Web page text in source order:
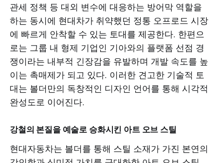
관세 정책 등 대외 변수에 대응하는 방어막 역할을
하는 동시에 현대차가 취약했던 정통 오프로드 시장
에 빠르게 안착할 수 있는 토대를 제공한다. 한편으
로는 그룹 내 형제 기업인 기아와의 플랫폼 선점 경
쟁이라는 내부적 긴장감을 유발하며 개발 속도를 높
이는 촉매제가 되고 있다. 이러한 견고한 기술적 토
대는 볼더만의 독창적인 디자인 언어를 통해 시각적
완성도로 이어진다.
강철의 본질을 예술로 승화시킨 아트 오브 스틸
현대자동차는 볼더를 통해 스틸 소재가 가진 본연의